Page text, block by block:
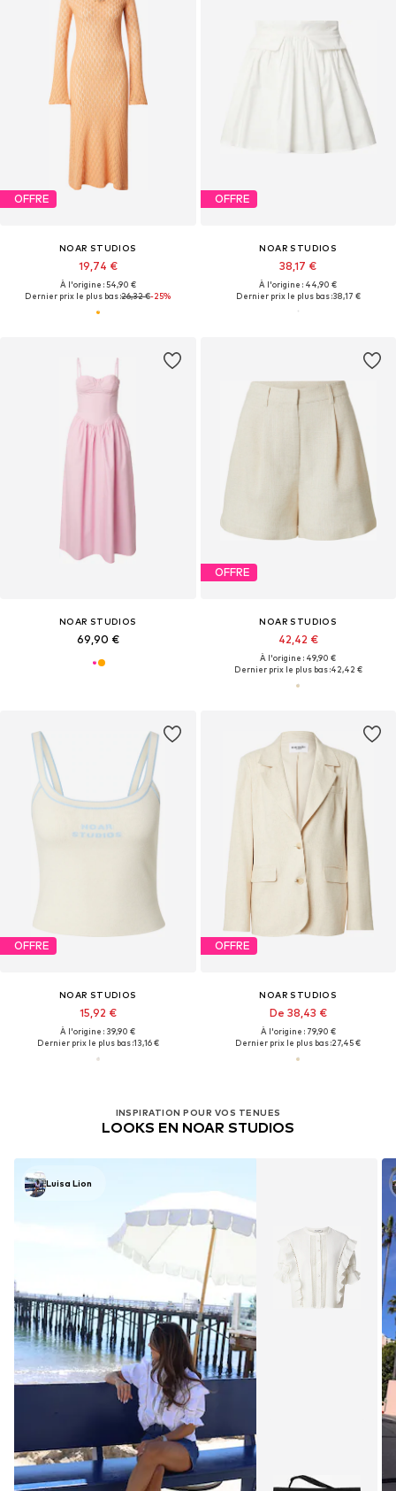
OFFRE
NOAR STUDIOS
19,74 €
À l'origine : 54,90 €
Dernier prix le plus bas :26,32 €-25%
OFFRE
NOAR STUDIOS
38,17 €
À l'origine : 44,90 €
Dernier prix le plus bas :38,17 €
NOAR STUDIOS
69,90 €
OFFRE
NOAR STUDIOS
42,42 €
À l'origine : 49,90 €
Dernier prix le plus bas :42,42 €
OFFRE
NOAR STUDIOS
15,92 €
À l'origine : 39,90 €
Dernier prix le plus bas :13,16 €
OFFRE
NOAR STUDIOS
De 38,43 €
À l'origine : 79,90 €
Dernier prix le plus bas :27,45 €
INSPIRATION POUR VOS TENUES
LOOKS EN NOAR STUDIOS
Luisa Lion